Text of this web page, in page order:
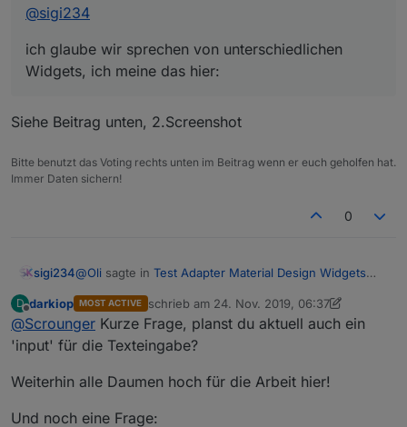
@sigi234
ich glaube wir sprechen von unterschiedlichen
Widgets, ich meine das hier:
Siehe Beitrag unten, 2.Screenshot
Bitte benutzt das Voting rechts unten im Beitrag wenn er euch geholfen hat.
Immer Daten sichern!
0
sigi234@Oli sagte in Test Adapter Material Design Widgets
@sigi234
ich glaube wir sprechen von unterschiedlichen
Siehe Beitrag unten, 2.Screenshot
D
Offline
darkiop MOST ACTIVE schrieb am 24. Nov. 2019, 06:37
zuletzt editiert von darkiop
@Scrounger Kurze Frage, planst du aktuell auch ein
'input' für die Texteingabe?
Weiterhin alle Daumen hoch für die Arbeit hier!
Und noch eine Frage: